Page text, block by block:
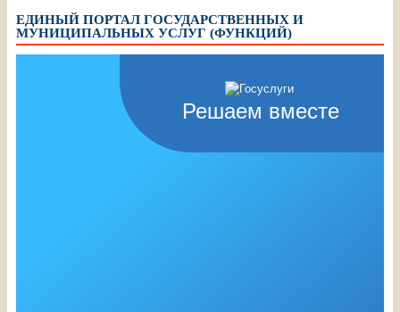
ЕДИНЫЙ ПОРТАЛ ГОСУДАРСТВЕННЫХ И
МУНИЦИПАЛЬНЫХ УСЛУГ (ФУНКЦИЙ)
Решаем вместе